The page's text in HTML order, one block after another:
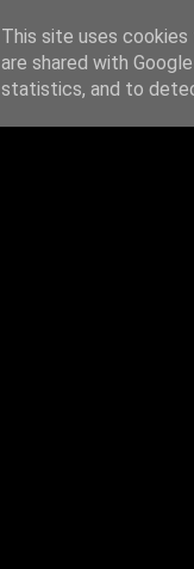
This site uses
are shared with
statistics, and to